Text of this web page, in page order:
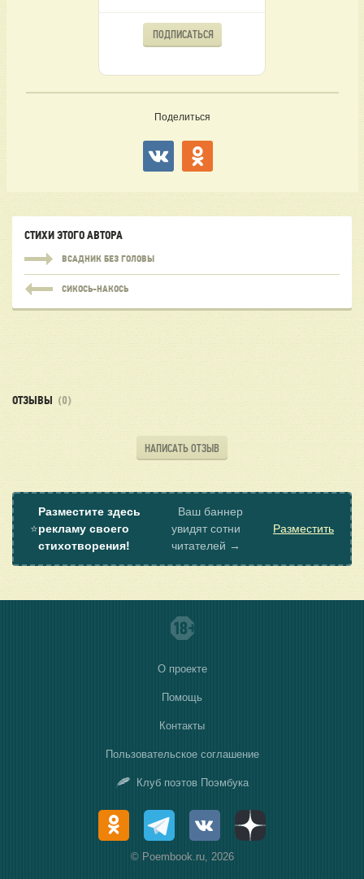
ПОДПИСАТЬСЯ
Поделиться
СТИХИ ЭТОГО АВТОРА
ВСАДНИК БЕЗ ГОЛОВЫ
СИКОСЬ-НАКОСЬ
ОТЗЫВЫ (0)
НАПИСАТЬ ОТЗЫВ
⭐
Разместите здесь
рекламу своего
стихотворения!
Ваш баннер
увидят сотни
читателей →
Разместить
О проекте
Помощь
Контакты
Пользовательское соглашение
Клуб поэтов Поэмбука
© Poembook.ru, 2026